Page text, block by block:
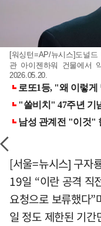
[워싱턴=AP/뉴시스]도널
관 아이젠하워 건물에서
2026.05.20.
[서울=뉴시스] 구자
19일 “이란 공격 직
요청으로 보류했다
일 정도 제한된 기